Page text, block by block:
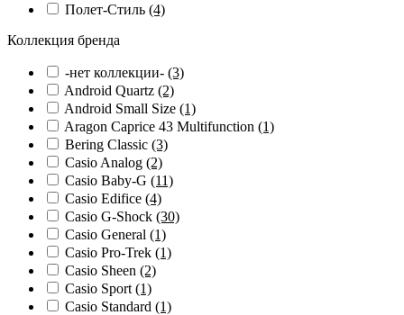
Полет-Стиль (4)
Коллекция бренда
-нет коллекции- (3)
Android Quartz (2)
Android Small Size (1)
Aragon Caprice 43 Multifunction (1)
Bering Classic (3)
Casio Analog (2)
Casio Baby-G (11)
Casio Edifice (4)
Casio G-Shock (30)
Casio General (1)
Casio Pro-Trek (1)
Casio Sheen (2)
Casio Sport (1)
Casio Standard (1)